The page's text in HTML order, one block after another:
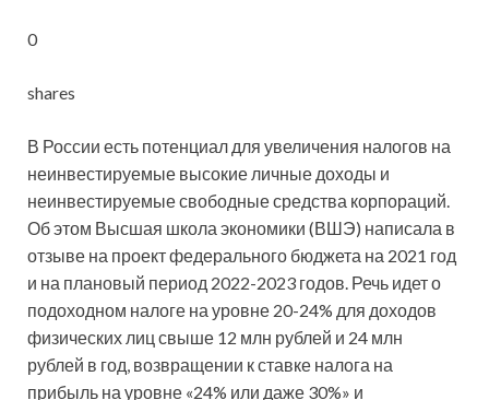
0
shares
В России есть потенциал для увеличения налогов на
неинвестируемые высокие личные доходы и
неинвестируемые свободные средства корпораций.
Об этом Высшая школа экономики (ВШЭ) написала в
отзыве на проект федерального бюджета на 2021 год
и на плановый период 2022-2023 годов. Речь идет о
подоходном налоге на уровне 20-24% для доходов
физических лиц свыше 12 млн рублей и 24 млн
рублей в год, возвращении к ставке налога на
прибыль на уровне «24% или даже 30%» и